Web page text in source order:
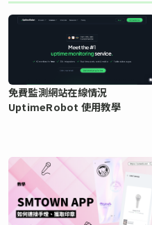
免費監測網站在線情況
UptimeRobot 使用教學